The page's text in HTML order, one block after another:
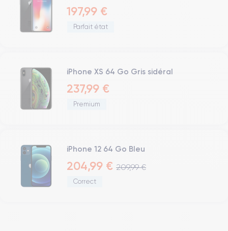
197,99 €
Parfait état
iPhone XS 64 Go Gris sidéral
237,99 €
Premium
iPhone 12 64 Go Bleu
204,99 € 209,99 €
Correct